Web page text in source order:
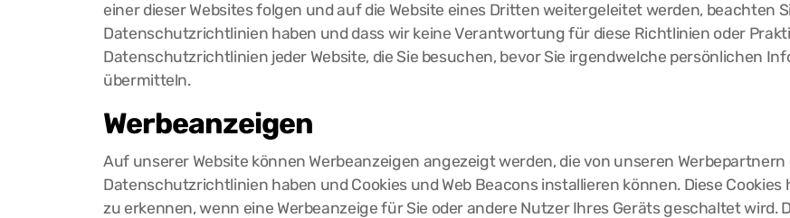
einer dieser Websites folgen und auf die Website eines Dritten weitergeleitet werden, beachten
Datenschutzrichtlinien haben und dass wir keine Verantwortung für diese Richtlinien oder
Datenschutzrichtlinien jeder Website, die Sie besuchen, bevor Sie irgendwelche persönlichen
übermitteln.
Werbeanzeigen
Auf unserer Website können Werbeanzeigen angezeigt werden, die von unseren
Datenschutzrichtlinien haben und Cookies und Web Beacons installieren können. Diese Cookies
zu erkennen, wenn eine Werbeanzeige für Sie oder andere Nutzer Ihres Geräts geschaltet